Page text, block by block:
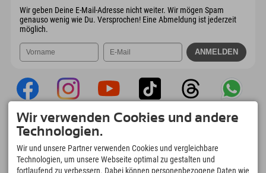
Wir geben Deine E-Mail-Adresse nicht weiter. Wir mögen Spam
genauso wenig wie Du. Versprochen! Eine Abmeldung ist jederzeit
möglich.
Explorer App
Upload Deiner #ExplorerMoments, Mein
Explorer To Go mit Buchungsübersicht,
Bucketlist, Restaurantübersicht uvm. Jetzt
Wir verwenden Cookies und andere
Technologien.
Wir und unsere Partner verwenden Cookies und vergleichbare
Technologien, um unsere Webseite optimal zu gestalten und
fortlaufend zu verbessern. Dabei können personenbezogene Daten wie